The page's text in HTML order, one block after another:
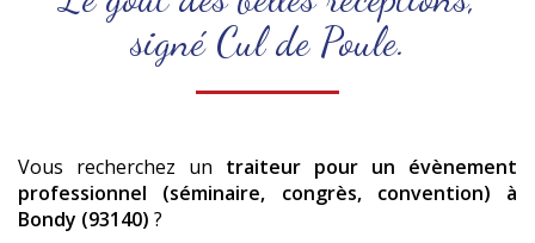
signé Cul de Poule.
Vous recherchez un traiteur pour un évènement
professionnel (séminaire, congrès, convention)
à
Bondy (93140) ?